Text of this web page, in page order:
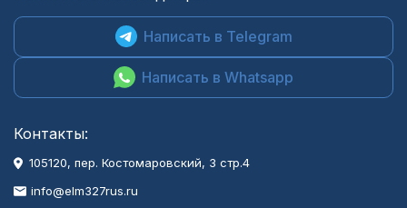
Написать в Telegram
Написать в Whatsapp
Контакты:
105120, пер. Костомаровский, 3 стр.4
info@elm327rus.ru